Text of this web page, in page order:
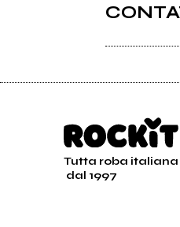
Tutta roba italiana
dal 1997